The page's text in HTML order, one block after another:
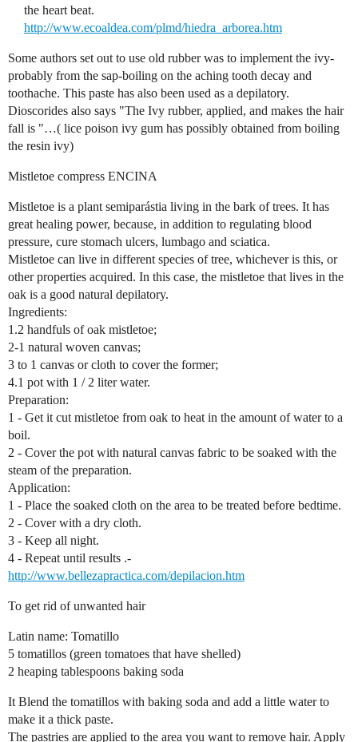
the heart beat.
http://www.ecoaldea.com/plmd/hiedra_arborea.htm
Some authors set out to use old rubber was to implement the ivy-
probably from the sap-boiling on the aching tooth decay and
toothache. This paste has also been used as a depilatory.
Dioscorides also says "The Ivy rubber, applied, and makes the hair
fall is "…( lice poison ivy gum has possibly obtained from boiling
the resin ivy)
Mistletoe compress ENCINA
Mistletoe is a plant semiparástia living in the bark of trees. It has
great healing power, because, in addition to regulating blood
pressure, cure stomach ulcers, lumbago and sciatica.
Mistletoe can live in different species of tree, whichever is this, or
other properties acquired. In this case, the mistletoe that lives in the
oak is a good natural depilatory.
Ingredients:
1.2 handfuls of oak mistletoe;
2-1 natural woven canvas;
3 to 1 canvas or cloth to cover the former;
4.1 pot with 1 / 2 liter water.
Preparation:
1 - Get it cut mistletoe from oak to heat in the amount of water to a
boil.
2 - Cover the pot with natural canvas fabric to be soaked with the
steam of the preparation.
Application:
1 - Place the soaked cloth on the area to be treated before bedtime.
2 - Cover with a dry cloth.
3 - Keep all night.
4 - Repeat until results .-
http://www.bellezapractica.com/depilacion.htm
To get rid of unwanted hair
Latin name: Tomatillo
5 tomatillos (green tomatoes that have shelled)
2 heaping tablespoons baking soda
It Blend the tomatillos with baking soda and add a little water to
make it a thick paste.
The pastries are applied to the area you want to remove hair. Apply